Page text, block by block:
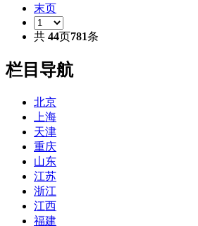
末页
共 44页781条
栏目导航
北京
上海
天津
重庆
山东
江苏
浙江
江西
福建